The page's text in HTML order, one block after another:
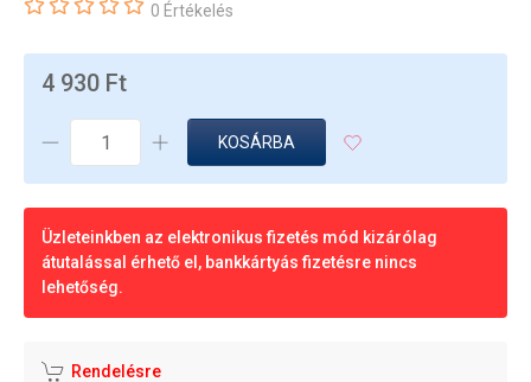
0 Értékelés
4 930 Ft
KOSÁRBA
Üzleteinkben az elektronikus fizetés mód kizárólag
átutalással érhető el, bankkártyás fizetésre nincs
lehetőség.
Rendelésre